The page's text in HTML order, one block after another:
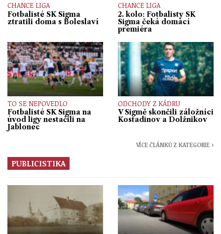
CHANCE LIGA
Fotbalisté SK Sigma
ztratili doma s Boleslaví
CHANCE LIGA
2. kolo: Fotbalisty SK
Sigma čeká domácí
premiéra
TO SE NEPOVEDLO
Fotbalisté SK Sigma na
úvod ligy nestačili na
Jablonec
ODCHODY Z KÁDRU
V Sigmě skončili záložníci
Kostadinov a Dolžnikov
VÍCE ČLÁNKŮ Z KATEGORIE ›
PUBLICISTIKA